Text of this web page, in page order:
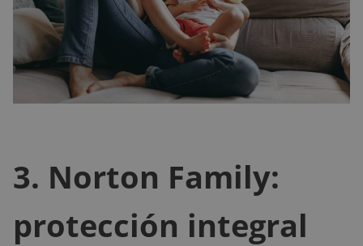
3. Norton Family:
protección integral